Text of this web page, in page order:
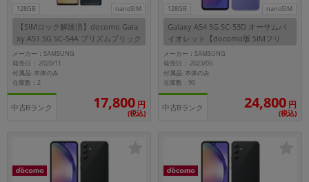
128GB nanoSIM
【SIMロック解除済】docomo Gala
xy A51 5G SC-54A プリズムブリック
スブラック
メーカー：SAMSUNG
発売日： 2020/11
付属品: 本体のみ
在庫数：2
中古Bランク 17,800 円
(税込)
128GB nanoSIM
Galaxy A54 5G SC-53D オーサムバ
イオレット【docomo版 SIMフリ
ー】
メーカー：SAMSUNG
発売日： 2023/05
付属品: 本体のみ
在庫数：90
中古Bランク 24,800 円
(税込)
円 ～ 円
発売日
年
各項目のチェックボックスは「or検索」となります。
ただし機能別のみ「and検索」となります。